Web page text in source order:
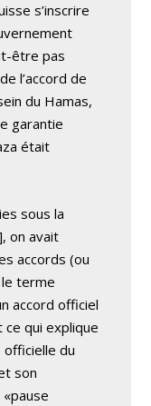
s’inscrire
être pas
l’accord de
du Hamas,
garantie
était
sous la
on avait
accords (ou
terme
accord officiel
ce qui explique
officielle du
son